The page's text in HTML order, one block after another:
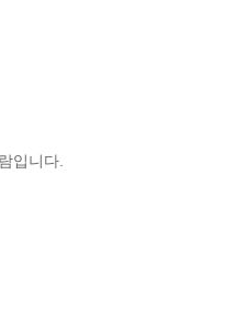
입니다.